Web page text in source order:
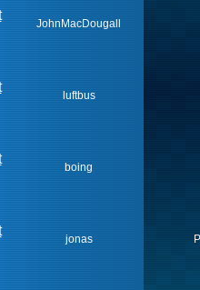
JohnMacDougall
luftbus
boing
jonas